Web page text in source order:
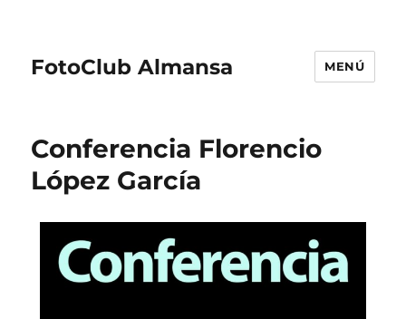
FotoClub Almansa MENÚ
Conferencia Florencio
López García